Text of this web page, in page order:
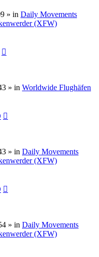
» in Daily Movements
(XFW)
» in Worldwide Flughäfen
» in Daily Movements
(XFW)
» in Daily Movements
(XFW)